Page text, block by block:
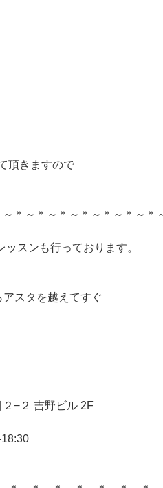
頂きますので
＊～＊～＊～＊～＊～＊～＊
スンも行っております。
スタを越えてすぐ
−２ 吉野ビル 2F